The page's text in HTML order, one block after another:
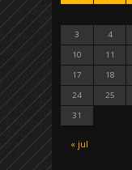
« jul
3
4
10
11
17
18
24
25
31